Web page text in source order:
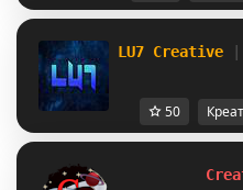
LU7 Creative
50